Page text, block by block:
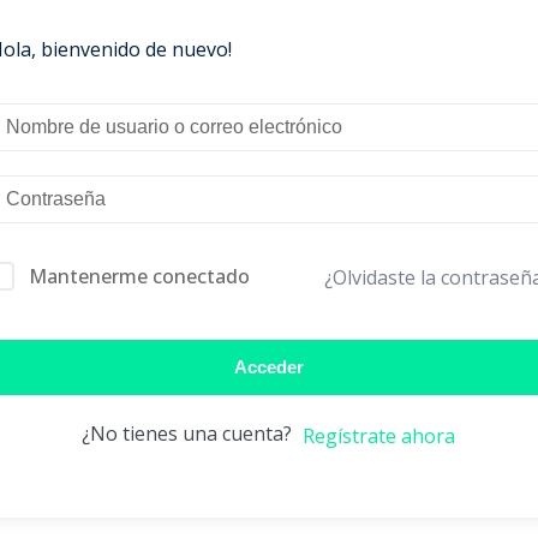
bienvenido de nuevo!
Mantenerme conectado ¿Olvidaste la
Acceder
¿No tienes una cuenta? Regístrate ahora